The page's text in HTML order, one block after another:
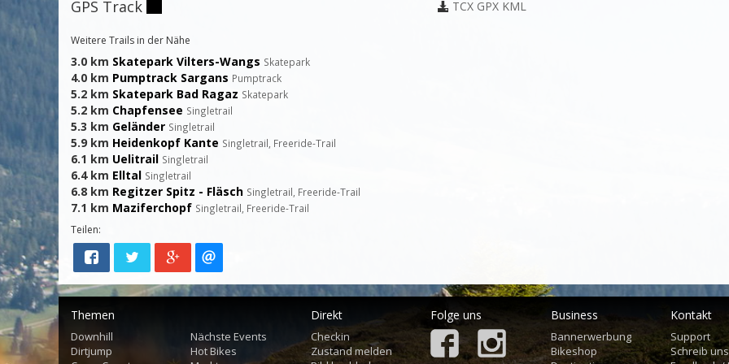
GPS Track TCX GPX KML
Weitere Trails in der Nähe
3.0 km Skatepark Vilters-Wangs Skatepark
4.0 km Pumptrack Sargans Pumptrack
5.2 km Skatepark Bad Ragaz Skatepark
5.2 km Chapfensee Singletrail
5.3 km Geländer Singletrail
5.9 km Heidenkopf Kante Singletrail, Freeride-Trail
6.1 km Uelitrail Singletrail
6.4 km Elltal Singletrail
6.8 km Regitzer Spitz - Fläsch Singletrail, Freeride-Trail
7.1 km Maziferchopf Singletrail, Freeride-Trail
Teilen:
Themen
Downhill
Dirtjump
Nächste Events
Hot Bikes
Direkt
Checkin
Zustand melden
Folge uns Business
Bannerwerbung
Bikeshop
Kontakt
Support
Schreib uns